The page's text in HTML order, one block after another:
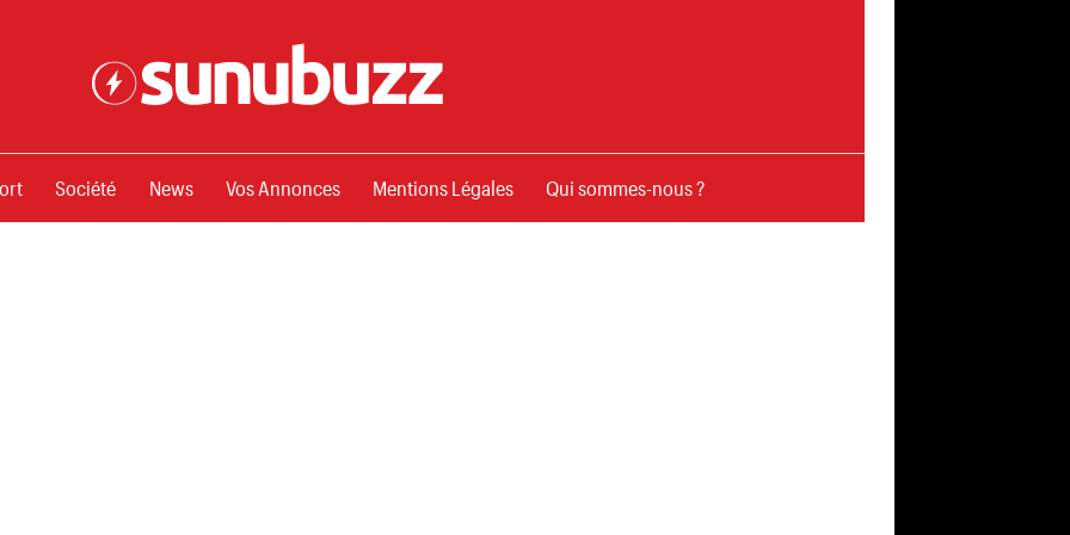
Société News Vos Annonces Mentions Légales Qui sommes-nous ?